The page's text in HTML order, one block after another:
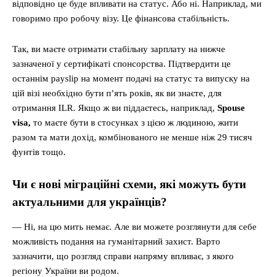
відповідно це буде впливати на статус. Або ні. Наприклад, ми
говоримо про робочу візу. Це фінансова стабільність.
Так, ви маєте отримати стабільну зарплату на нижче
зазначеної у сертифікаті спонсорства. Підтвердити це
останнім payslip на момент подачі на статус та випуску на
цій візі необхідно бути п’ять років, як ви знаєте, для
отримання ILR. Якщо ж ви піддаєтесь, наприклад, Spouse
visa, то маєте бути в стосунках з цією ж людиною, жити
разом та мати дохід, комбінованого не менше ніж 29 тисяч
фунтів тощо.
Чи є нові міграційні схеми, які можуть бути
актуальними для українців?
— Ні, на цю мить немає. Але ви можете розглянути для себе
можливість подання на гуманітарний захист. Варто
зазначити, що розгляд справи напряму впливає, з якого
регіону України ви родом.